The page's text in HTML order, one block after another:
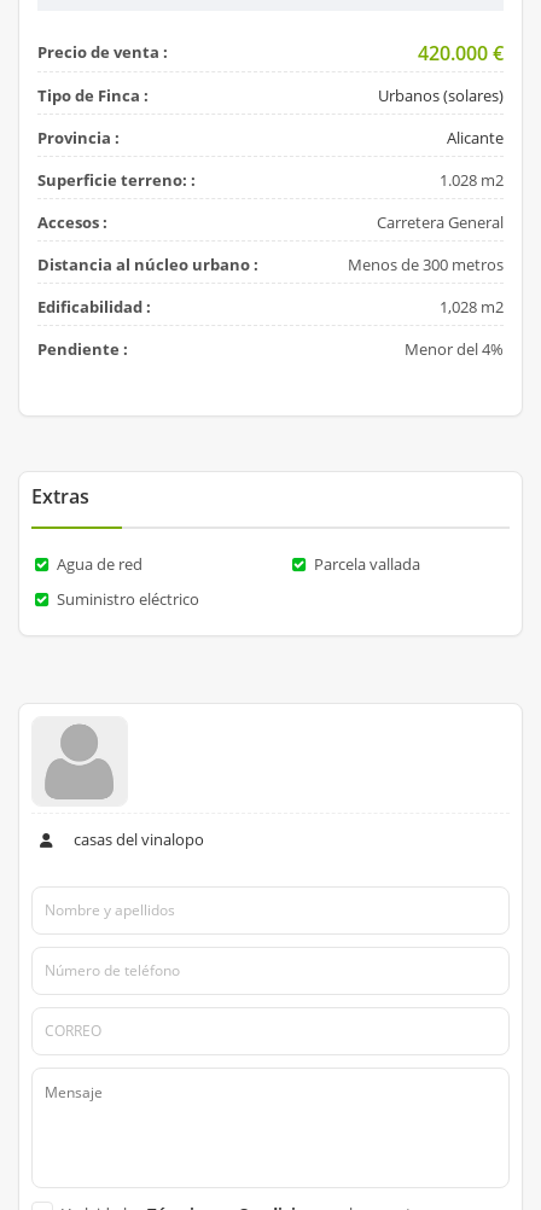
Precio de venta : 420.000€
Tipo de Finca :
Urbanos (solares)
Provincia :
Alicante
Superficie terreno: :
1.028 m2
Accesos :
Carretera General
Distancia al núcleo urbano :
Menos de 300 metros
Edificabilidad :
1,028 m2
Pendiente :
Menor del 4%
Extras
Agua de red
Parcela vallada
Suministro eléctrico
casas del vinalopo